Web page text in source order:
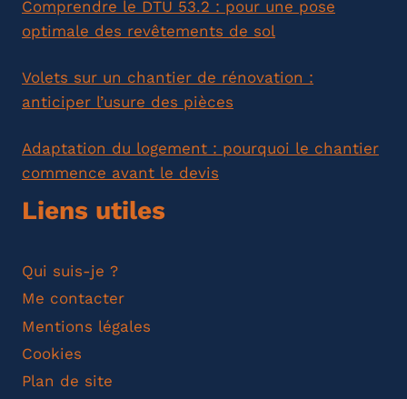
Comprendre le DTU 53.2 : pour une pose
optimale des revêtements de sol
Volets sur un chantier de rénovation :
anticiper l’usure des pièces
Adaptation du logement : pourquoi le chantier
commence avant le devis
Liens utiles
Qui suis-je ?
Me contacter
Mentions légales
Cookies
Plan de site